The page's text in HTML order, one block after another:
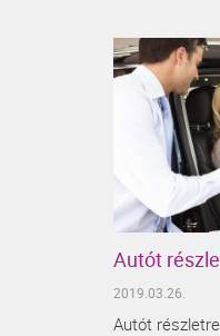
Autót
2019.03.26.
Autót